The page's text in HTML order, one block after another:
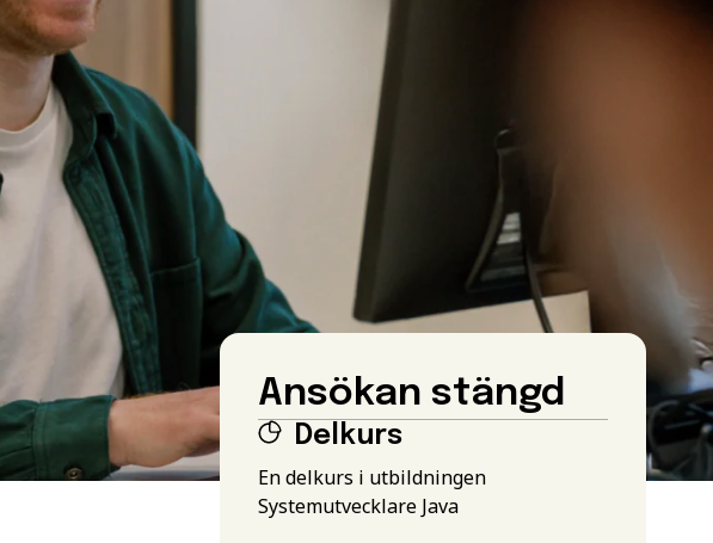
Ansökan stängd
Delkurs
En delkurs i utbildningen
Systemutvecklare Java